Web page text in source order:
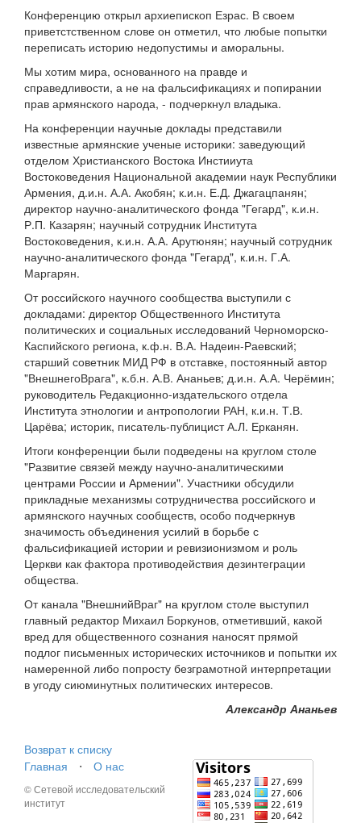
Конференцию открыл архиепископ Езрас. В своем
приветстственном слове он отметил, что любые попытки
переписать историю недопустимы и аморальны.
Мы хотим мира, основанного на правде и
справедливости, а не на фальсификациях и попирании
прав армянского народа, - подчеркнул владыка.
На конференции научные доклады представили
известные армянские ученые историки: заведующий
отделом Христианского Востока Инстииута
Востоковедения Национальной академии наук Республики
Армения, д.и.н. А.А. Акобян; к.и.н. Е.Д. Джагацпанян;
директор научно-аналитического фонда "Гегард", к.и.н.
Р.П. Казарян; научный сотрудник Института
Востоковедения, к.и.н. А.А. Арутюнян; научный сотрудник
научно-аналитического фонда "Гегард", к.и.н. Г.А.
Маргарян.
От российского научного сообщества выступили с
докладами: директор Общественного Института
политических и социальных исследований Черноморско-
Каспийского региона, к.ф.н. В.А. Надеин-Раевский;
старший советник МИД РФ в отставке, постоянный автор
"ВнешнегоВрага", к.б.н. А.В. Ананьев; д.и.н. А.А. Черёмин;
руководитель Редакционно-издательского отдела
Института этнологии и антропологии РАН, к.и.н. Т.В.
Царёва; историк, писатель-публицист А.Л. Ерканян.
Итоги конференции были подведены на круглом столе
"Развитие связей между научно-аналитическими
центрами России и Армении". Участники обсудили
прикладные механизмы сотрудничества российского и
армянского научных сообществ, особо подчеркнув
значимость объединения усилий в борьбе с
фальсификацией истории и ревизионизмом и роль
Церкви как фактора противодействия дезинтеграции
общества.
От канала "ВнешнийВраг" на круглом столе выступил
главный редактор Михаил Боркунов, отметивший, какой
вред для общественного сознания наносят прямой
подлог письменных исторических источников и попытки их
намеренной либо попросту безграмотной интерпретации
в угоду сиюминутных политических интересов.
Александр Ананьев
Возврат к списку
Главная
⋅ О нас
© Сетевой исследовательский
институт